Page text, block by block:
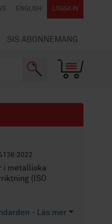
ENGLISH LOGGA IN
SIS ABONNEMANG
i metalliska
(ISO
- Läs mer